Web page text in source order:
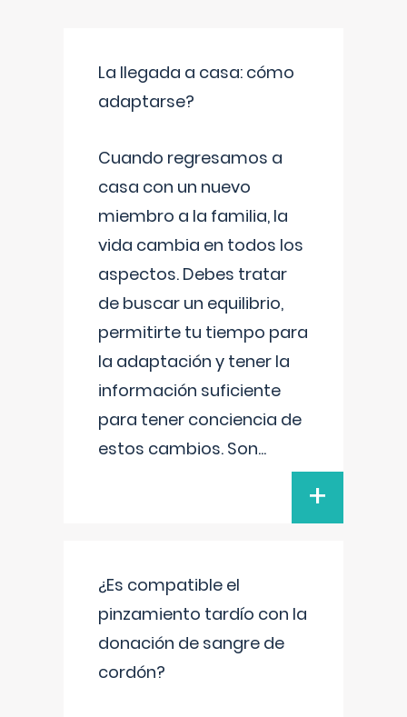
La llegada a casa: cómo
adaptarse?
Cuando regresamos a
casa con un nuevo
miembro a la familia, la
vida cambia en todos los
aspectos. Debes tratar
de buscar un equilibrio,
permitirte tu tiempo para
la adaptación y tener la
información suficiente
para tener conciencia de
estos cambios. Son...
+
¿Es compatible el
pinzamiento tardío con la
donación de sangre de
cordón?